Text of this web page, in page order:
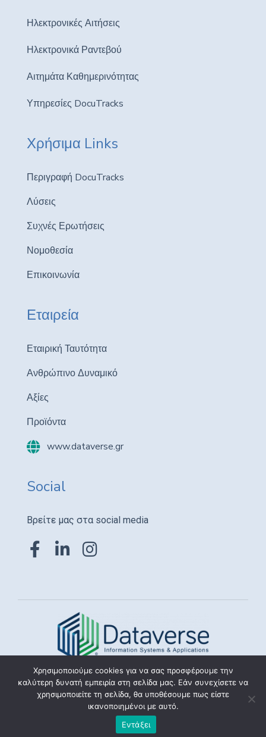
Ηλεκτρονικές Αιτήσεις
Ηλεκτρονικά Ραντεβού
Αιτημάτα Καθημερινότητας
Υπηρεσίες DocuTracks
Χρήσιμα Links
Περιγραφή DocuTracks
Λύσεις
Συχνές Ερωτήσεις
Νομοθεσία
Επικοινωνία
Εταιρεία
Εταιρική Ταυτότητα
Ανθρώπινο Δυναμικό
Αξίες
Προϊόντα
www.dataverse.gr
Social
Βρείτε μας στα social media
Copyright © 2021Dataverse LTDAll Rights
Χρησιμοποιούμε cookies για να σας προσφέρουμε την
καλύτερη δυνατή εμπειρία στη σελίδα μας. Εάν συνεχίσετε να
χρησιμοποιείτε τη σελίδα, θα υποθέσουμε πως είστε
ικανοποιημένοι με αυτό.
Εντάξει